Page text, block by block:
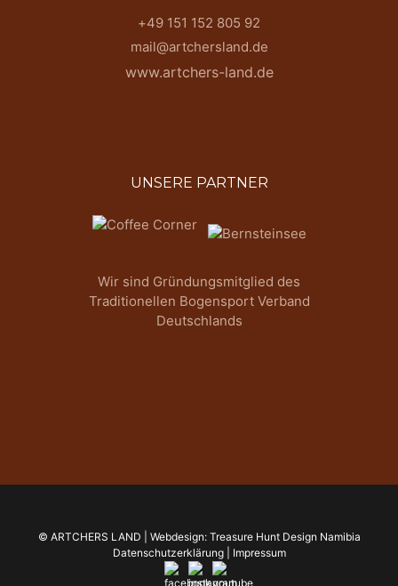
+49 151 152 805 92
mail@artchersland.de
www.artchers-land.de
UNSERE PARTNER
Wir sind Gründungsmitglied des
Traditionellen Bogensport Verband
Deutschlands
© ARTCHERS LAND | Webdesign: Treasure Hunt Design Namibia
Datenschutzerklärung| Impressum